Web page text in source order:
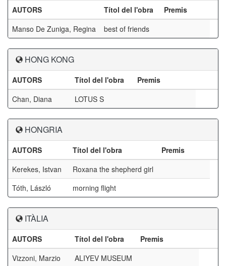
AUTORS Títol del l'obra
Premis
Manso De Zuniga, Regina
best of friends
HONG KONG
AUTORS Títol del l'obra
Premis
Chan, Diana
LOTUS S
HONGRIA
AUTORS Títol del l'obra
Premis
Kerekes, Istvan
Roxana the shepherd girl
Tóth, László
morning flight
ITÀLIA
AUTORS Títol del l'obra
Premis
Vizzoni, Marzio
ALIYEV MUSEUM